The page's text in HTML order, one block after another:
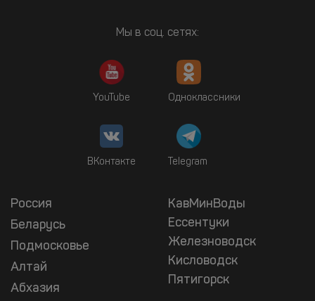
Мы в соц. сетях:
YouTube Одноклассники
ВКонтакте Telegram
Россия
Беларусь
Подмосковье
Алтай
Абхазия
КавМинВоды
Ессентуки
Железноводск
Кисловодск
Пятигорск